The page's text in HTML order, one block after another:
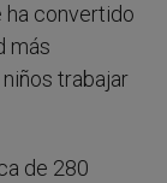
ha convertido
más
trabajar
de 280